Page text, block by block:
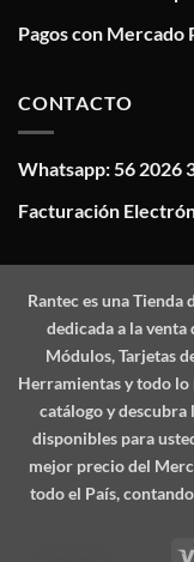
Pagos con Mercado
CONTACTO
Whatsapp: 56 2026
Facturación
Ranteces una Tienda
dedicada a la venta
Módulos, Tarjetas
Herramientas y todo
catálogo y descubra
disponibles para
mejor precio del
todo el País,